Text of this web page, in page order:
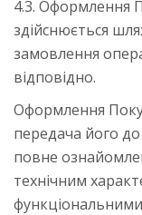
4.3. Оформлення
здійснюється
замовлення
відповідно.
Оформлення
передача його
повне
технічним